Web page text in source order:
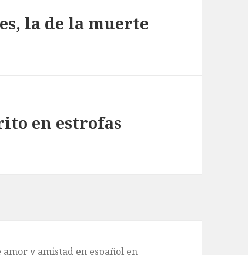
la de la muerte
en estrofas
amor y amistad en español en